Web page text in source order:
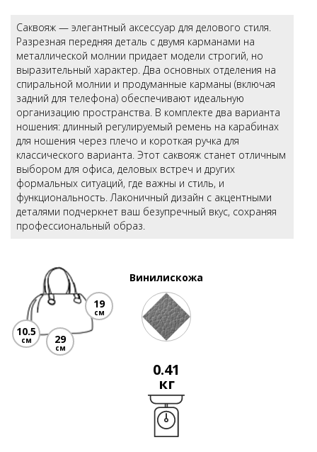
Саквояж — элегантный аксессуар для делового стиля.
Разрезная передняя деталь с двумя карманами на
металлической молнии придает модели строгий, но
выразительный характер. Два основных отделения на
спиральной молнии и продуманные карманы (включая
задний для телефона) обеспечивают идеальную
организацию пространства. В комплекте два варианта
ношения: длинный регулируемый ремень на карабинах
для ношения через плечо и короткая ручка для
классического варианта. Этот саквояж станет отличным
выбором для офиса, деловых встреч и других
формальных ситуаций, где важны и стиль, и
функциональность. Лаконичный дизайн с акцентными
деталями подчеркнет ваш безупречный вкус, сохраняя
профессиональный образ.
10.5
см
19
см
29
см
Винилискожа
0.41
кг